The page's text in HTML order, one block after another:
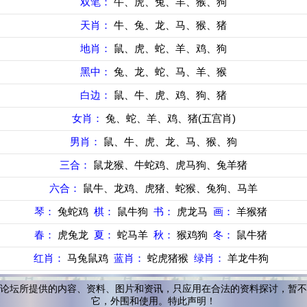
天肖： 牛、兔、龙、马、猴、猪
地肖： 鼠、虎、蛇、羊、鸡、狗
黑中： 兔、龙、蛇、马、羊、猴
白边： 鼠、牛、虎、鸡、狗、猪
女肖： 兔、蛇、羊、鸡、猪(五宫肖)
男肖： 鼠、牛、虎、龙、马、猴、狗
三合： 鼠龙猴、牛蛇鸡、虎马狗、兔羊猪
六合： 鼠牛、龙鸡、虎猪、蛇猴、兔狗、马羊
琴： 兔蛇鸡 棋： 鼠牛狗 书： 虎龙马 画： 羊猴猪
春：
虎兔龙 夏： 蛇马羊 秋： 猴鸡狗 冬： 鼠牛猪
红肖： 马兔鼠鸡 蓝肖： 蛇虎猪猴 绿肖： 羊龙牛狗
坛所提供的内容、资料、图片和资讯，只应用在合法的资料探讨，暂
它，外围和使用。特此声明！